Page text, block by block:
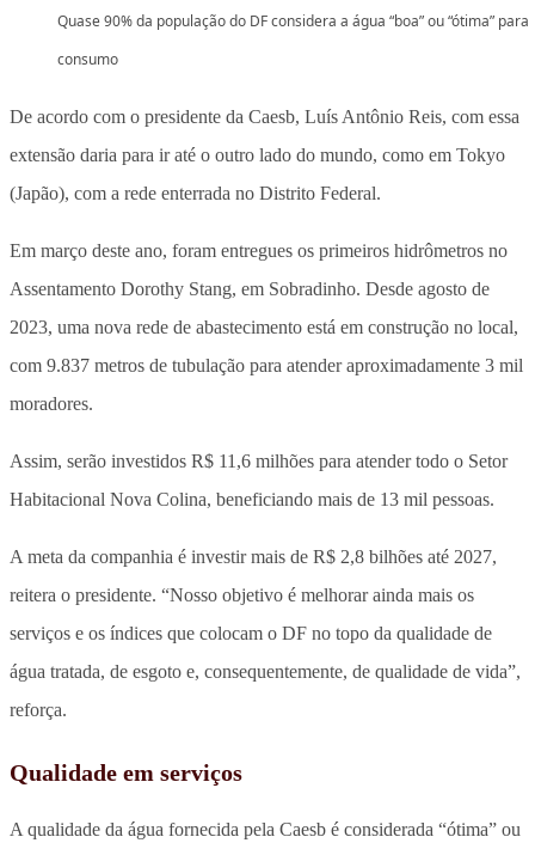
Quase 90% da população do DF considera a água “boa” ou “ótima” para
consumo
De acordo com o presidente da Caesb, Luís Antônio Reis, com essa
extensão daria para ir até o outro lado do mundo, como em Tokyo
(Japão), com a rede enterrada no Distrito Federal.
Em março deste ano, foram entregues os primeiros hidrômetros no
Assentamento Dorothy Stang, em Sobradinho. Desde agosto de
2023, uma nova rede de abastecimento está em construção no local,
com 9.837 metros de tubulação para atender aproximadamente 3 mil
moradores.
Assim, serão investidos R$ 11,6 milhões para atender todo o Setor
Habitacional Nova Colina, beneficiando mais de 13 mil pessoas.
A meta da companhia é investir mais de R$ 2,8 bilhões até 2027,
reitera o presidente. “Nosso objetivo é melhorar ainda mais os
serviços e os índices que colocam o DF no topo da qualidade de
água tratada, de esgoto e, consequentemente, de qualidade de vida”,
reforça.
Qualidade em serviços
A qualidade da água fornecida pela Caesb é considerada “ótima” ou